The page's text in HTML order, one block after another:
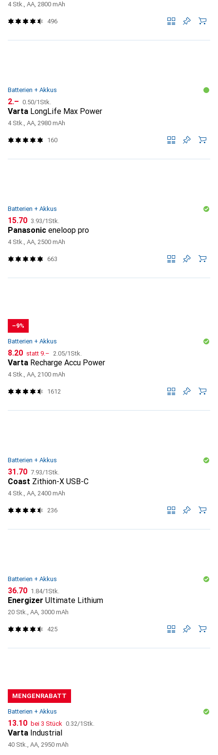
4 Stk., AA, 2800 mAh
496
Batterien + Akkus
CHF
2.– CHF
0.50/1Stk.
Varta LongLife Max Power
4 Stk., AA, 2980 mAh
160
Batterien + Akkus
CHF
15.70 CHF
3.93/1Stk.
Panasonic eneloop pro
4 Stk., AA, 2500 mAh
663
−9%
Batterien + Akkus
CHF
8.20 statt CHF
9.– CHF
2.05/1Stk.
Varta Recharge Accu Power
4 Stk., AA, 2100 mAh
1612
Batterien + Akkus
CHF
31.70 CHF
7.93/1Stk.
Coast Zithion-X USB-C
4 Stk., AA, 2400 mAh
236
Batterien + Akkus
CHF
36.70 CHF
1.84/1Stk.
Energizer Ultimate Lithium
20 Stk., AA, 3000 mAh
425
MENGENRABATT
Batterien + Akkus
CHF
13.10 bei 3 Stück CHF
0.32/1Stk.
Varta Industrial
40 Stk., AA, 2950 mAh